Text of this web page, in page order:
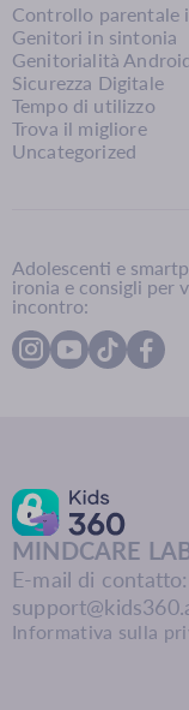
Controllo parentale
Genitori in sintonia
Genitorialità
Sicurezza Digitale
Tempo di utilizzo
Trova il migliore
Uncategorized
Adolescenti e
ironia e consigli per
incontro:
MINDCARE
E-mail di contatto:
Informativa sulla